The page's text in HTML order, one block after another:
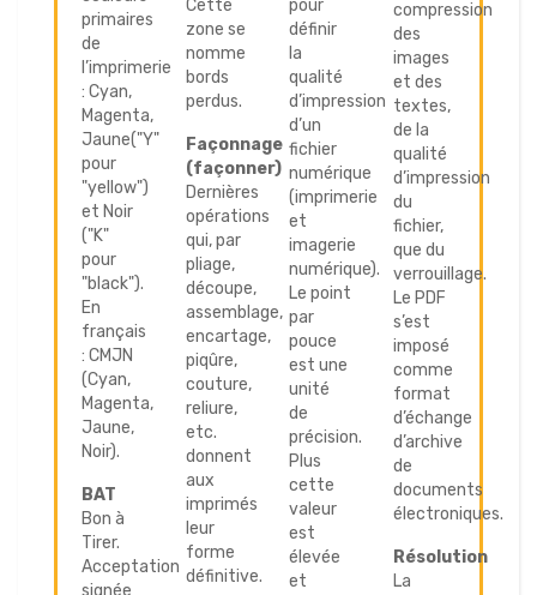
primaires
de
l’imprimerie
: Cyan,
Magenta,
Jaune("Y"
pour
"yellow")
et Noir
("K"
pour
"black").
En
français
: CMJN
(Cyan,
Magenta,
Jaune,
Noir).
BAT
Bon à
Tirer.
Acceptation
Cette
zone se
nomme
bords
perdus.
Façonnage
(façonner)
Dernières
opérations
qui, par
pliage,
découpe,
assemblage,
encartage,
piqûre,
couture,
reliure,
etc.
donnent
aux
imprimés
leur
forme
définitive.
pour
définir
la
qualité
d’impression
d’un
fichier
numérique
(imprimerie
et
imagerie
numérique).
Le point
par
pouce
est une
unité
de
précision.
Plus
cette
valeur
est
élevée
et
compression
des
images
et des
textes,
de la
qualité
d’impression
du
fichier,
que du
verrouillage.
Le PDF
s’est
imposé
comme
format
d’échange
d’archive
de
documents
électroniques.
Résolution
La